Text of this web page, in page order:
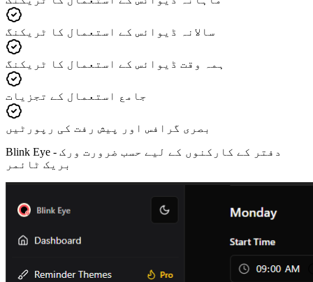
سالانہ ڈیوائس کے استعمال کا ٹریکنگ
ہمہ وقت ڈیوائس کے استعمال کا ٹریکنگ
جامع استعمال کے تجزیات
بصری گرافس اور پیش رفت کی رپورٹیں
Blink Eye - دفتر کے کارکنوں کے لیے حسب ضرورت ورک
بریک ٹائمر